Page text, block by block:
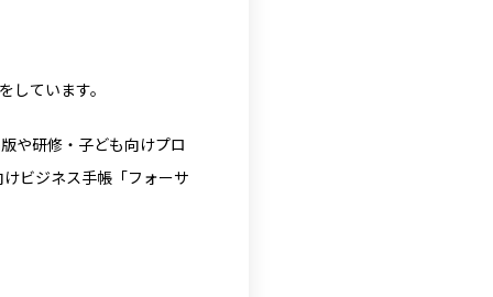
ています。
や研修・子ども向けプロ
ビジネス手帳「フォーサ